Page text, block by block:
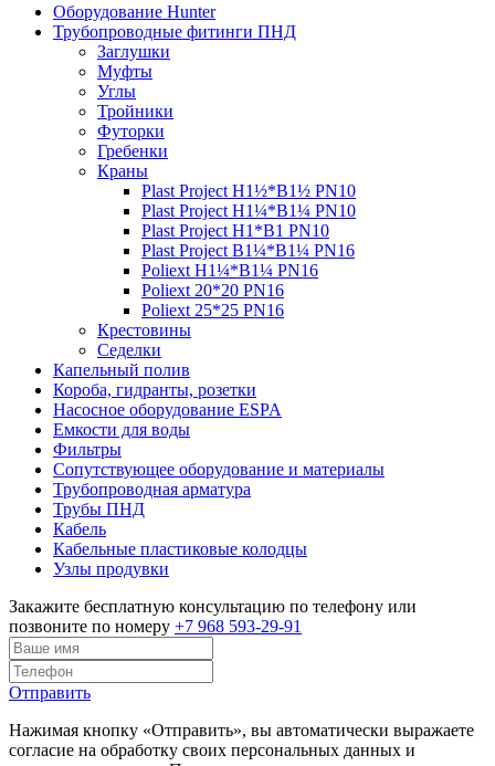
Оборудование Hunter
Трубопроводные фитинги ПНД
Заглушки
Муфты
Углы
Тройники
Футорки
Гребенки
Краны
Plast Project Н1½*В1½ PN10
Plast Project Н1¼*В1¼ PN10
Plast Project Н1*В1 PN10
Plast Project В1¼*В1¼ PN16
Poliext Н1¼*В1¼ PN16
Poliext 20*20 PN16
Poliext 25*25 PN16
Крестовины
Седелки
Капельный полив
Короба, гидранты, розетки
Насосное оборудование ESPA
Емкости для воды
Фильтры
Сопутствующее оборудование и материалы
Трубопроводная арматура
Трубы ПНД
Кабель
Кабельные пластиковые колодцы
Узлы продувки
Закажите бесплатную консультацию по телефону или
позвоните по номеру +7 968 593-29-91
Отправить
Нажимая кнопку «Отправить», вы автоматически выражаете
согласие на обработку своих персональных данных и